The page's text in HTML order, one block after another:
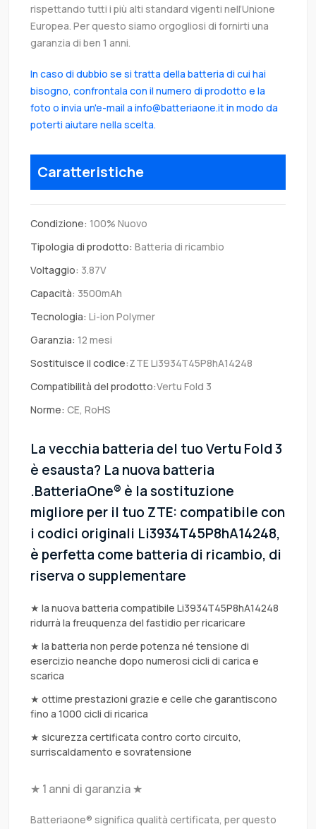
rispettando tutti i più alti standard vigenti nell’Unione
Europea. Per questo siamo orgogliosi di fornirti una
garanzia di ben 1 anni.
In caso di dubbio se si tratta della batteria di cui hai
bisogno, confrontala con il numero di prodotto e la
foto o invia un'e-mail a info@batteriaone.it in modo da
poterti aiutare nella scelta.
Caratteristiche
Condizione: 100% Nuovo
Tipologia di prodotto: Batteria di ricambio
Voltaggio: 3.87V
Capacità: 3500mAh
Tecnologia: Li-ion Polymer
Garanzia: 12 mesi
Sostituisce il codice:ZTE Li3934T45P8hA14248
Compatibilità del prodotto:Vertu Fold 3
Norme: CE, RoHS
La vecchia batteria del tuo Vertu Fold 3
è esausta? La nuova batteria
.BatteriaOne® è la sostituzione
migliore per il tuo ZTE: compatibile con
i codici originali Li3934T45P8hA14248,
è perfetta come batteria di ricambio, di
riserva o supplementare
★ la nuova batteria compatibile Li3934T45P8hA14248
ridurrà la freuquenza del fastidio per ricaricare
★ la batteria non perde potenza né tensione di
esercizio neanche dopo numerosi cicli di carica e
scarica
★ ottime prestazioni grazie e celle che garantiscono
fino a 1000 cicli di ricarica
★ sicurezza certificata contro corto circuito,
surriscaldamento e sovratensione
★ 1 anni di garanzia ★
Batteriaone® significa qualità certificata, per questo